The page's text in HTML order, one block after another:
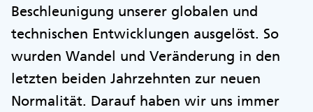
Beschleunigung unserer globalen und
technischen Entwicklungen ausgelöst. So
wurden Wandel und Veränderung in den
letzten beiden Jahrzehnten zur neuen
Normalität. Darauf haben wir uns immer